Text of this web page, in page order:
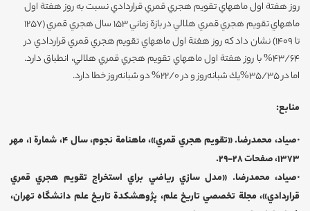
روز هفتة اول ماههاي تقويم هجري قمري قراردادي نسبت به روز هفتة اول
ماههاي تقويم هجري قمري هلالي در بازة زماني 153 سال هجري قمري (1257
تا 1409) نشان داد كه روز هفتة اول ماههاي تقويم هجري قمري قراردادي در
43/64% با روز هفتة اول ماههاي تقويم هجري قمري هلالي، انطباق دارد.
اما در 35/35%يك شبانه‌روز و در 22/0% دو شبانه‌روز خطا دارد.
منابع:
·صياد، محمدرضا. «تقويم هجري قمري»، ماهنامة نجوم، سال 4‌، شمارة 1، مهر
1373، صفحات 28-29.
·صياد، محمدرضا. «مدل سازي رياضي براي استخراج تقويم هجري قمري
قراردادي»، مجلة تخصصي تاريخ علم، پژوهشكدة تاريخ علم دانشگاه تهران،